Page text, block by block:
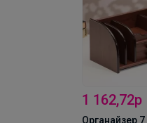
1 162,72р
Органайзер